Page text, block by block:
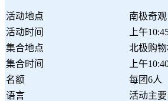
活动地点
南极奇观
活动时间
上午
集合地点
北极购物
集合时间
上午
名额
每团6人
语言
活动主